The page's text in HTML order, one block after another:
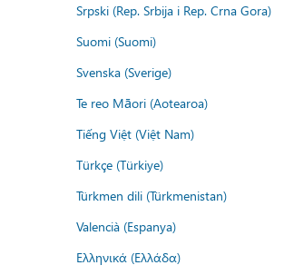
Srpski (Rep. Srbija i Rep. Crna Gora)
Suomi (Suomi)
Svenska (Sverige)
Te reo Māori (Aotearoa)
Tiếng Việt (Việt Nam)
Türkçe (Türkiye)
Türkmen dili (Türkmenistan)
Valencià (Espanya)
Ελληνικά (Ελλάδα)